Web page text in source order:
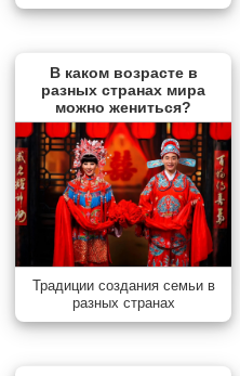
В каком возрасте в
разных странах мира
можно жениться?
Традиции создания семьи в
разных странах